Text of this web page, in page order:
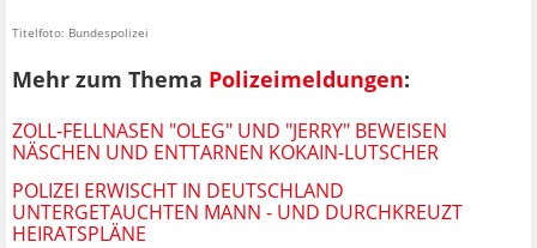
Titelfoto: Bundespolizei
Mehr zum Thema Polizeimeldungen:
ZOLL-FELLNASEN "OLEG" UND "JERRY" BEWEISEN
NÄSCHEN UND ENTTARNEN KOKAIN-LUTSCHER
POLIZEI ERWISCHT IN DEUTSCHLAND
UNTERGETAUCHTEN MANN - UND DURCHKREUZT
HEIRATSPLÄNE